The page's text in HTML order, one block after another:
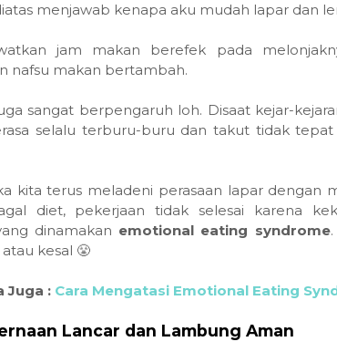
menjawab kenapa aku mudah lapar dan
jam makan berefek pada
nafsu makan bertambah.
sangat berpengaruh loh. Disaat kejar-
selalu terburu-buru dan takut tidak
kita terus meladeni perasaan lapar dengan
diet, pekerjaan tidak selesai karena
dinamakan emotional eating syndrome
kesal 😤
Juga : Cara Mengatasi Emotional Eating
Lancar dan Lambung Aman